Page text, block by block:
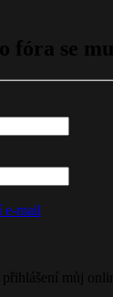
fóra se
e-mail
můj